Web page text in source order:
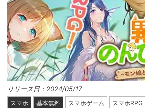
リリース日：2024/05/17
スマホ 基本無料 スマホゲーム スマホRPG